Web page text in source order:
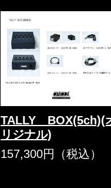
TALLY BOX(5ch)(
リジナル)
157,300円（税込）